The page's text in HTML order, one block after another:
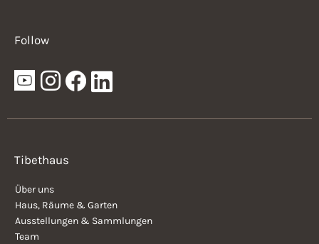
Follow
Tibethaus
Über uns
Haus, Räume & Garten
Ausstellungen & Sammlungen
Team